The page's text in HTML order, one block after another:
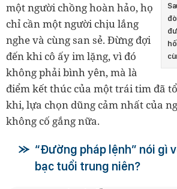
một người chồng hoàn hảo, họ
chỉ cần một người chịu lắng
nghe và cùng san sẻ. Đừng đợi
đến khi cô ấy im lặng, vì đó
không phải bình yên, mà là
điểm kết thúc của một trái tim đã
khi, lựa chọn dũng cảm nhất của
không cố gắng nữa.
“Đường pháp lệnh” nói gì
bạc tuổi trung niên?